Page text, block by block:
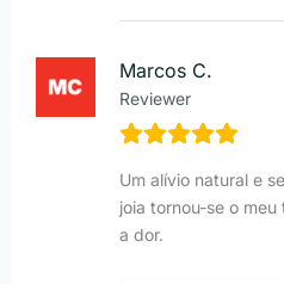
Marcos C.
Reviewer
Um alívio natural e
joia tornou-se o
a dor.